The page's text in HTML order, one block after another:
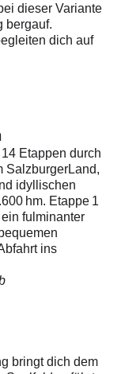
dieser Variante
bergauf.
dich auf
Etappen durch
SalzburgerLand,
idyllischen
hm. Etappe 1
fulminanter
ins
bringt dich dem